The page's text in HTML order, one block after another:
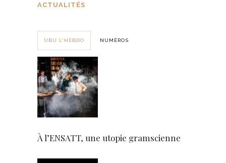
ACTUALITÉS
UBU L'HEBDO NUMÉROS
À l’ENSATT, une utopie gramscienne